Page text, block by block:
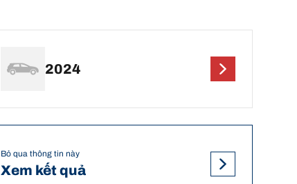
2024
Bỏ qua thông tin này
Xem kết quả